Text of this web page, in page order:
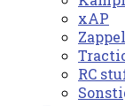
xAP
RC